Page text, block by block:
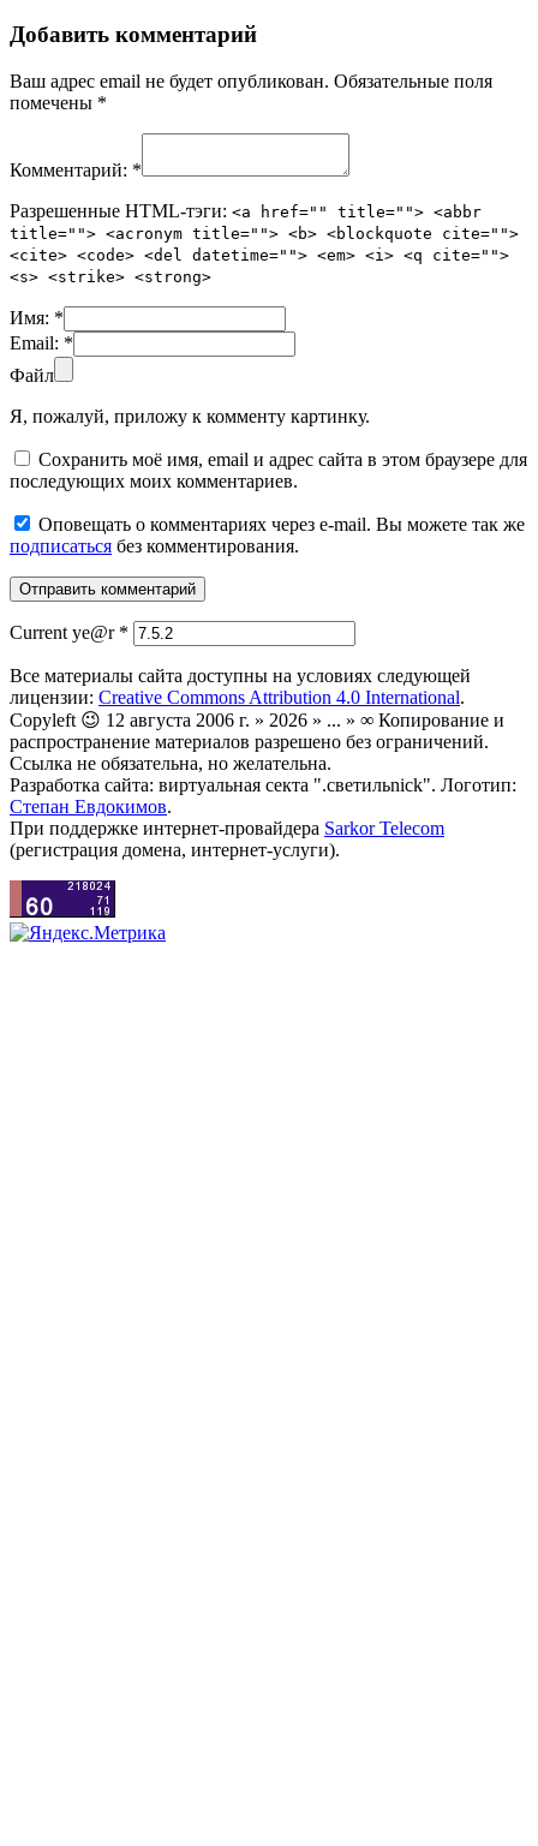
Добавить комментарий
Ваш адрес email не будет опубликован. Обязательные поля
помечены *
Комментарий: *
Разрешенные HTML-тэги: <a href="" title=""> <abbr
title=""> <acronym title=""> <b> <blockquote cite="">
<cite> <code> <del datetime=""> <em> <i> <q cite="">
<s> <strike> <strong>
Имя: *
Email: *
Файл
Я, пожалуй, приложу к комменту картинку.
Сохранить моё имя, email и адрес сайта в этом браузере для
последующих моих комментариев.
Оповещать о комментариях через e-mail. Вы можете так же
подписаться без комментирования.
Current ye@r *
Все материалы сайта доступны на условиях следующей
лицензии: Creative Commons Attribution 4.0 International.
Copyleft 😉 12 августа 2006 г. » 2026 » ... » ∞ Копирование и
распространение материалов разрешено без ограничений.
Ссылка не обязательна, но желательна.
Разработка сайта: виртуальная секта ".светильnick". Логотип:
Степан Евдокимов.
При поддержке интернет-провайдера Sarkor Telecom
(регистрация домена, интернет-услуги).